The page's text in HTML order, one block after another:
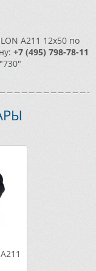
A211 12x50 по
+7 (495) 798-78-11